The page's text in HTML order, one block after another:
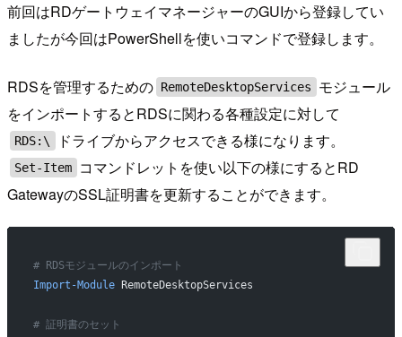
前回はRDゲートウェイマネージャーのGUIから登録してい
ましたが今回はPowerShellを使いコマンドで登録します。
RDSを管理するための RemoteDesktopServices
モジュール
をインポートするとRDSに関わる各種設定に対して
RDS:\ ドライブからアクセスできる様になります。
Set-Item
コマンドレットを使い以下の様にするとRD
GatewayのSSL証明書を更新することができます。
# RDSモジュールのインポート
Import-Module RemoteDesktopServices
# 証明書のセット